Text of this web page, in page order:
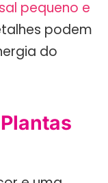
pequeno e
podem
do